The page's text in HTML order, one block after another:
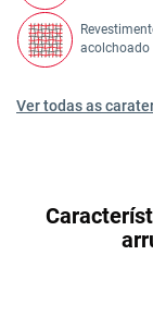
acolchoado
Ver todas as